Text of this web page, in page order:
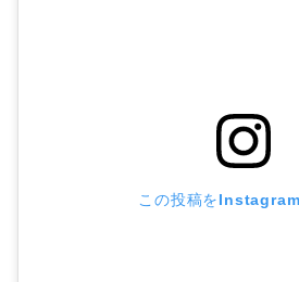
この投稿を